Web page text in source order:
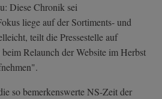
Diese Chronik sei
liege auf der Sortiments- und
teilt die Pressestelle auf
Relaunch der Website im Herbst
so bemerkenswerte NS-Zeit der